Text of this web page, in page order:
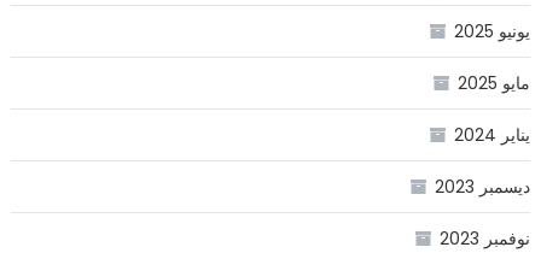
يونيو 2025
مايو 2025
يناير 2024
ديسمبر 2023
نوفمبر 2023